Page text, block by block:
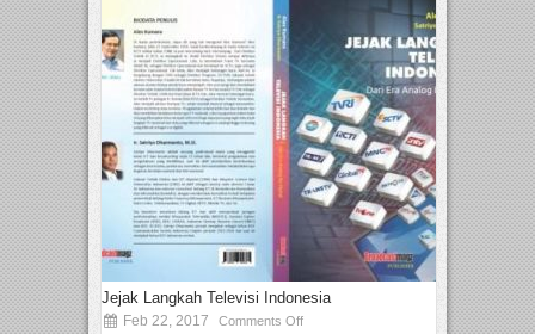
Jejak Langkah Televisi Indonesia
Feb 22, 2017 Comments Off